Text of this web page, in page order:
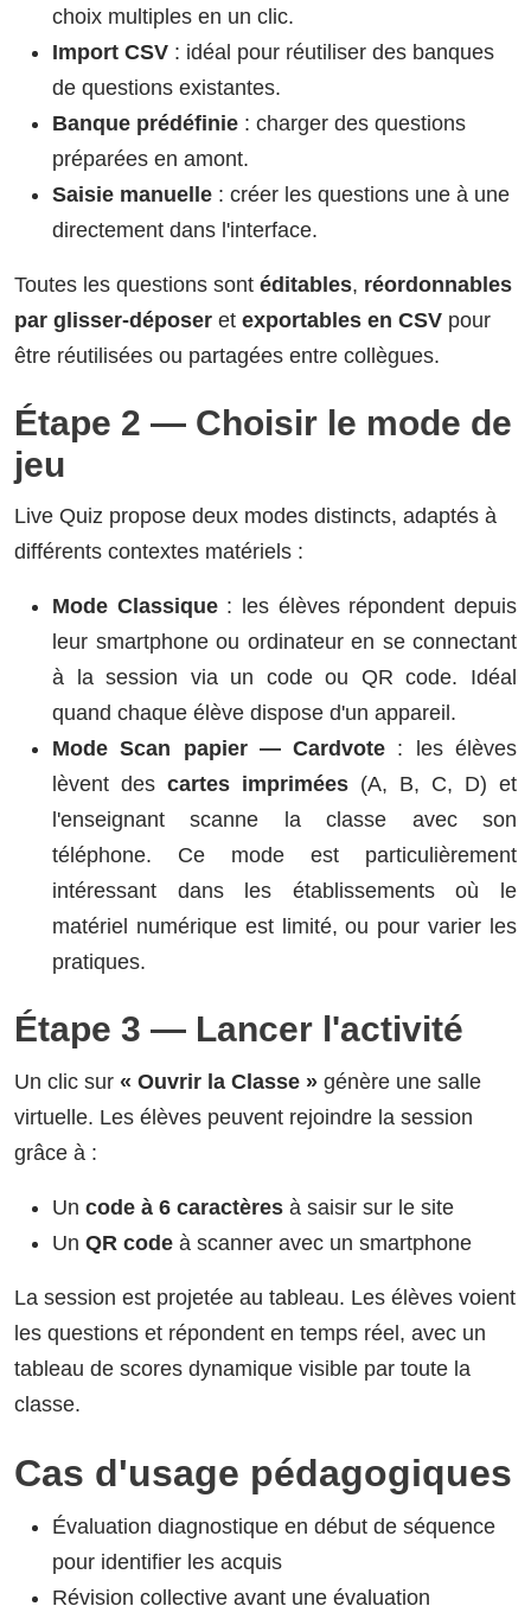
choix multiples en un clic.
Import CSV : idéal pour réutiliser des banques
de questions existantes.
Banque prédéfinie : charger des questions
préparées en amont.
Saisie manuelle : créer les questions une à une
directement dans l'interface.
Toutes les questions sont éditables, réordonnables
par glisser-déposer et exportables en CSV pour
être réutilisées ou partagées entre collègues.
Étape 2 — Choisir le mode de
jeu
Live Quiz propose deux modes distincts, adaptés à
différents contextes matériels :
Mode Classique: les élèves répondent depuis
leur smartphone ou ordinateur en se connectant
à la session via un code ou QR code. Idéal
quand chaque élève dispose d'un appareil.
Mode Scan papier — Cardvote : les élèves
lèvent des cartes imprimées (A, B, C, D) et
l'enseignant scanne la classe avec son
téléphone. Ce mode est particulièrement
intéressant dans les établissements où le
matériel numérique est limité, ou pour varier les
pratiques.
Étape 3 — Lancer l'activité
Un clic sur « Ouvrir la Classe » génère une salle
virtuelle. Les élèves peuvent rejoindre la session
grâce à :
Un code à 6 caractères à saisir sur le site
Un QR code à scanner avec un smartphone
La session est projetée au tableau. Les élèves voient
les questions et répondent en temps réel, avec un
tableau de scores dynamique visible par toute la
classe.
Cas d'usage pédagogiques
Évaluation diagnostique en début de séquence
pour identifier les acquis
Révision collective avant une évaluation